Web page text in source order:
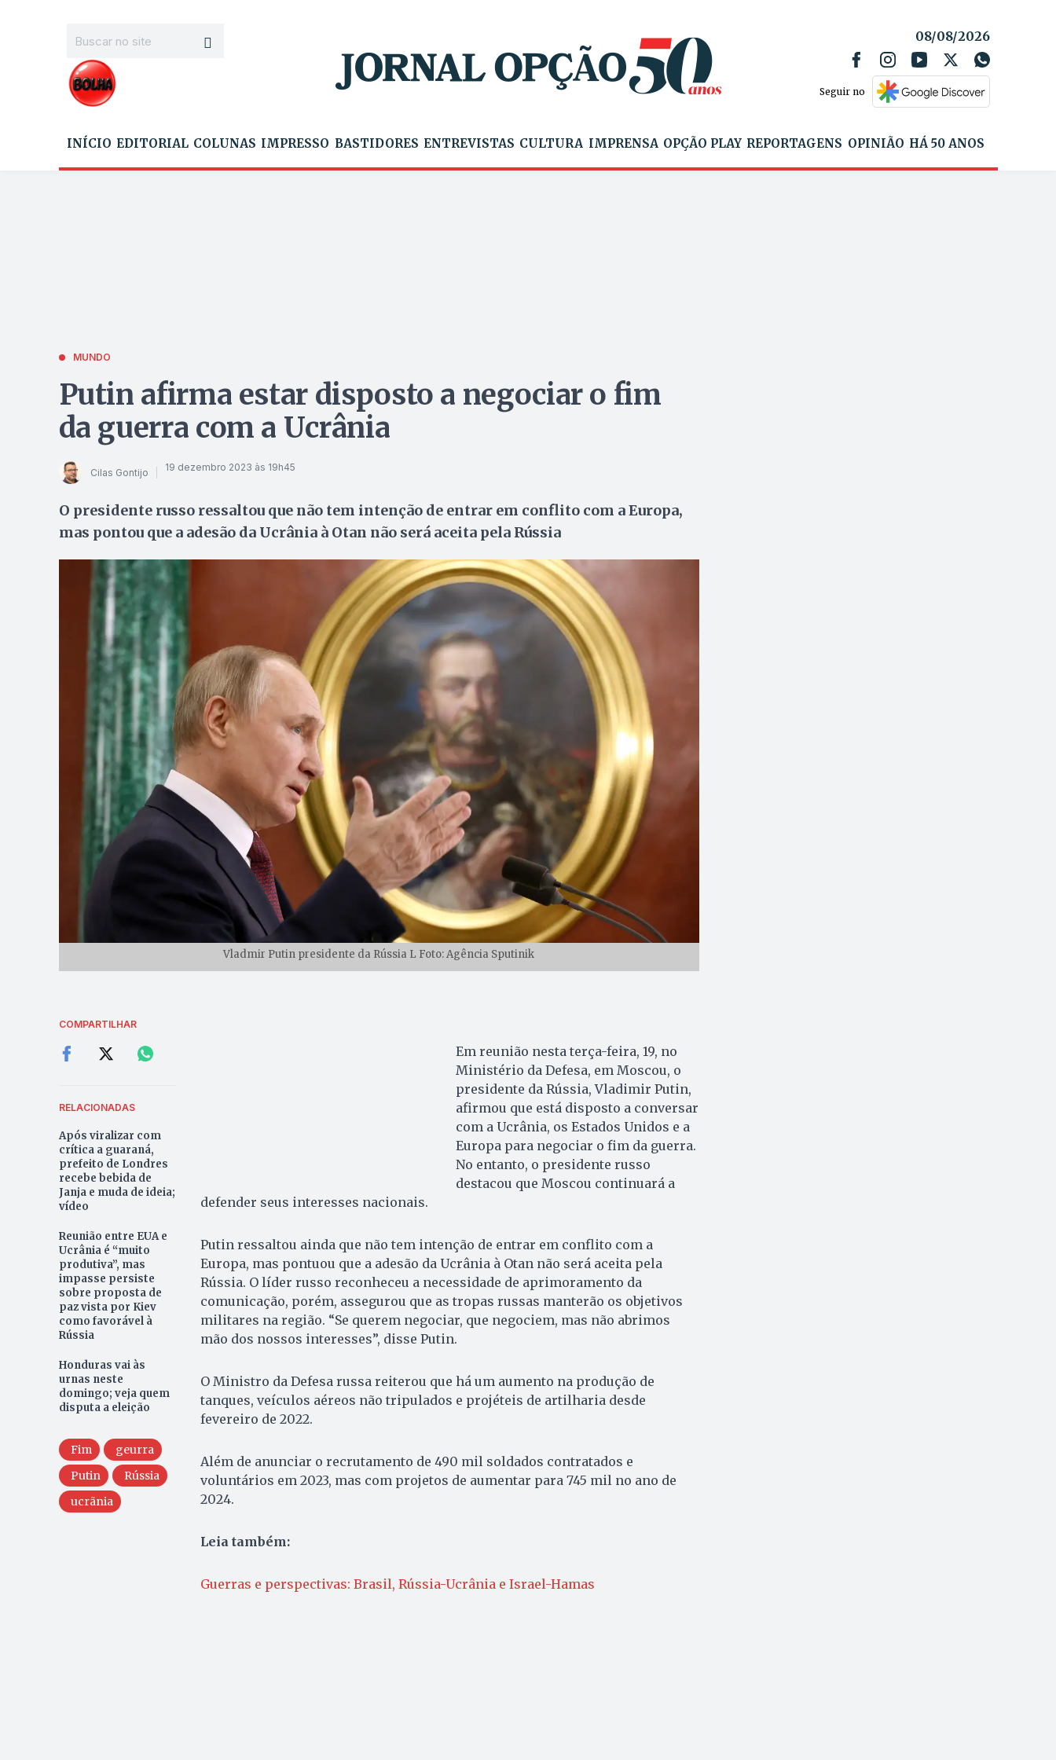
08/08/2026
Seguir no
INÍCIO EDITORIAL COLUNAS IMPRESSO BASTIDORES ENTREVISTAS CULTURA IMPRENSA OPÇÃO PLAY REPORTAGENS OPINIÃO HÁ 50 ANOS
MUNDO
Putin afirma estar disposto a negociar o fim
da guerra com a Ucrânia
Cilas Gontijo 19 dezembro 2023 às 19h45
O presidente russo ressaltou que não tem intenção de entrar em conflito com a Europa,
mas pontou que a adesão da Ucrânia à Otan não será aceita pela Rússia
Vladmir Putin presidente da Rússia L Foto: Agência Sputinik
COMPARTILHAR
RELACIONADAS
Após viralizar com
crítica a guaraná,
prefeito de Londres
recebe bebida de
Janja e muda de ideia;
vídeo
Reunião entre EUA e
Ucrânia é “muito
produtiva”, mas
impasse persiste
sobre proposta de
paz vista por Kiev
como favorável à
Rússia
Honduras vai às
urnas neste
domingo; veja quem
disputa a eleição
Fim
geurra
Putin
Rússia
ucrãnia
Em reunião nesta terça-feira, 19, no
Ministério da Defesa, em Moscou, o
presidente da Rússia, Vladimir Putin,
afirmou que está disposto a conversar
com a Ucrânia, os Estados Unidos e a
Europa para negociar o fim da guerra.
No entanto, o presidente russo
destacou que Moscou continuará a
defender seus interesses nacionais.
Putin ressaltou ainda que não tem intenção de entrar em conflito com a
Europa, mas pontuou que a adesão da Ucrânia à Otan não será aceita pela
Rússia. O líder russo reconheceu a necessidade de aprimoramento da
comunicação, porém, assegurou que as tropas russas manterão os objetivos
militares na região. “Se querem negociar, que negociem, mas não abrimos
mão dos nossos interesses”, disse Putin.
O Ministro da Defesa russa reiterou que há um aumento na produção de
tanques, veículos aéreos não tripulados e projéteis de artilharia desde
fevereiro de 2022.
Além de anunciar o recrutamento de 490 mil soldados contratados e
voluntários em 2023, mas com projetos de aumentar para 745 mil no ano de
2024.
Leia também:
Guerras e perspectivas: Brasil, Rússia-Ucrânia e Israel-Hamas